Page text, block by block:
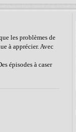
les problèmes de
à apprécier. Avec
épisodes à caser